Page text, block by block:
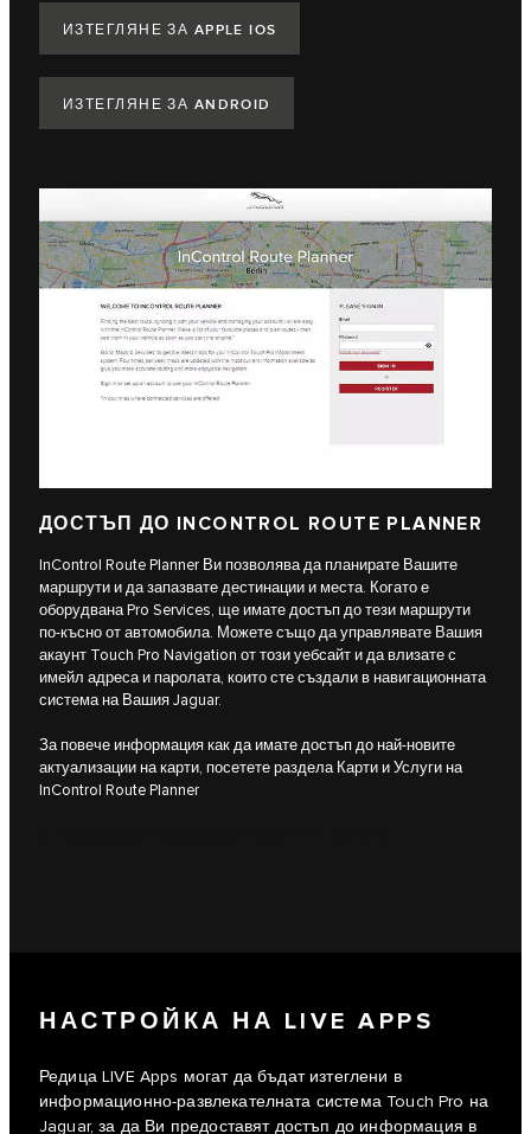
ИЗТЕГЛЯНЕ ЗА APPLE IOS
ИЗТЕГЛЯНЕ ЗА ANDROID
ДОСТЪП ДО INCONTROL ROUTE PLANNER
InControl Route Planner Ви позволява да планирате Вашите
маршрути и да запазвате дестинации и места. Когато е
оборудвана Pro Services, ще имате достъп до тези маршрути
по-късно от автомобила. Можете също да управлявате Вашия
акаунт Touch Pro Navigation от този уебсайт и да влизате с
имейл адреса и паролата, които сте създали в навигационната
система на Вашия Jaguar.
За повече информация как да имате достъп до най-новите
актуализации на карти, посетете раздела Карти и Услуги на
InControl Route Planner
НАСТРОЙКА НА LIVE APPS
Редица LIVE Apps могат да бъдат изтеглени в
информационно-развлекателната система Touch Pro на
Jaguar, за да Ви предоставят достъп до информация в